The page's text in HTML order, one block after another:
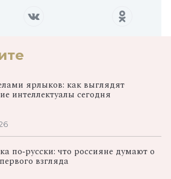
ярлыков: как выглядят
интеллектуалы сегодня
по‑русски: что россияне думают о
взгляда